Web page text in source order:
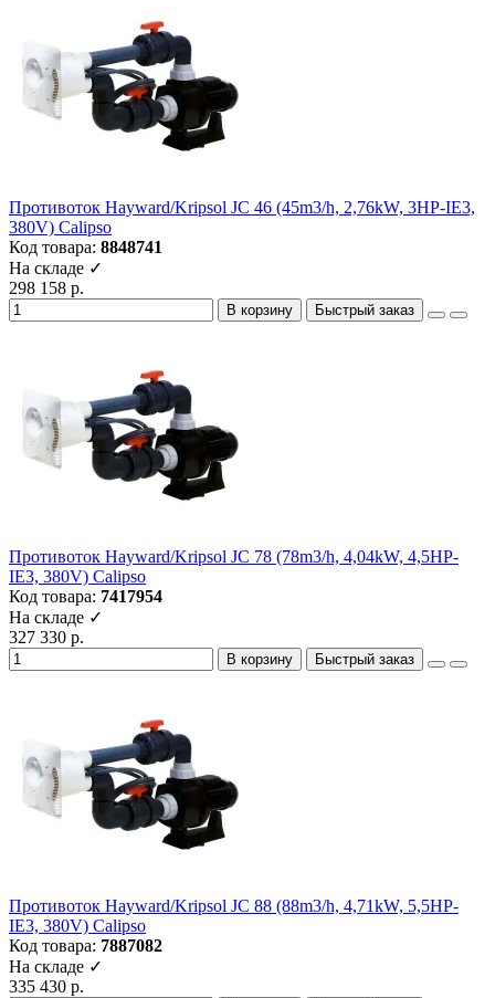
Противоток Hayward/Kripsol JC 46 (45m3/h, 2,76kW, 3HP-IE3,
380V) Calipso
Код товара: 8848741
На складе ✓
298 158 р.
В корзину Быстрый заказ
Противоток Hayward/Kripsol JC 78 (78m3/h, 4,04kW, 4,5HP-
IE3, 380V) Calipso
Код товара: 7417954
На складе ✓
327 330 р.
В корзину Быстрый заказ
Противоток Hayward/Kripsol JC 88 (88m3/h, 4,71kW, 5,5HP-
IE3, 380V) Calipso
Код товара: 7887082
На складе ✓
335 430 р.